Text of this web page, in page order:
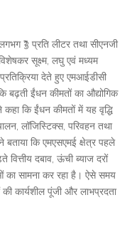
₹3 प्रति लीटर तथा सीएनजी
विशेषकर सूक्ष्म, लघु एवं मध्यम
देते हुए एमआईडीसी
बढ़ती ईंधन कीमतों का औद्योगिक
कहा कि ईंधन कीमतों में यह वृद्धि
लॉजिस्टिक्स, परिवहन तथा
बताया कि एमएसएमई क्षेत्र पहले
दबाव, ऊंची ब्याज दरों
का सामना कर रहा है। ऐसे समय
की कार्यशील पूंजी और लाभप्रदता